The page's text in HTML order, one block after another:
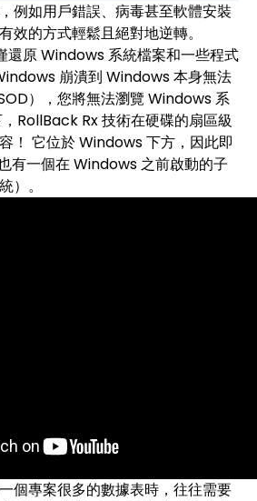
例如用戶錯誤、病毒甚至軟體安裝
效的方式輕鬆且絕對地逆轉。
還原 Windows 系統檔案和一些程式
崩潰到 Windows 本身無法
），您將無法瀏覽 Windows 系
RollBack Rx 技術在硬碟的扇區級
！ 它位於 Windows 下方，因此即
有一個在 Windows 之前啟動的子
）。
個專案很多的數據表時，往往需要